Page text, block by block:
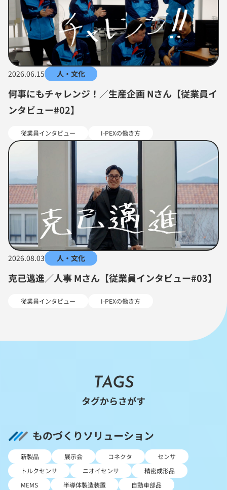
2026.06.15 人・文化
何事にもチャレンジ！／生産企画 Nさん【従業員イ
ンタビュー#02】
従業員インタビュー I-PEXの働き方
2026.08.03 人・文化
克己邁進／人事 Mさん【従業員インタビュー#03】
従業員インタビュー I-PEXの働き方
TAGS
タグからさがす
ものづくりソリューション
新製品 展示会 コネクタ
センサ
トルクセンサ
ニオイセンサ
精密成形品
MEMS
半導体製造装置
自動車部品